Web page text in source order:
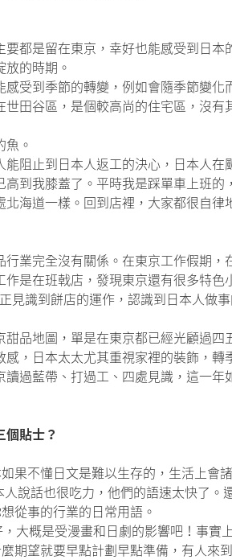
都是留在東京，幸好也能感受到日本
的時期。
受到季節的轉變，例如會隨季節變
田谷區，是個較高尚的住宅區，沒
。
阻止到日本人返工的決心，日本人在
到我膝蓋了。平時我是踩單車上班
海道一樣。回到店裡，大家都很自律
業完全沒有關係。在東京工作假期
是在班戟店，發現東京還有很多特
識到餅店的運作，認識到日本人做
品地圖，單是在東京都已經光顧過
，日本太太尤其重視家裡的裝飾，
過藍帶、打過工、四處見識，這一
貼士？
果不懂日文是難以生存的，生活上會
說話也很吃力，他們的語速太快了
從事的行業的日常用語。
大概是受漫畫和日劇的影響吧！事實
期望就要早點計劃早點準備，有人來